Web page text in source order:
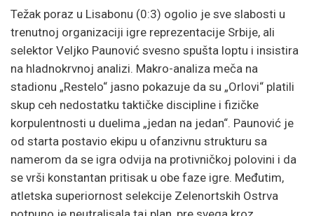
Težak poraz u Lisabonu (0:3) ogolio je sve slabosti u
trenutnoj organizaciji igre reprezentacije Srbije, ali
selektor Veljko Paunović svesno spušta loptu i insistira
na hladnokrvnoj analizi. Makro-analiza meča na
stadionu „Restelo“ jasno pokazuje da su „Orlovi“ platili
skup ceh nedostatku taktičke discipline i fizičke
korpulentnosti u duelima „jedan na jedan“. Paunović je
od starta postavio ekipu u ofanzivnu strukturu sa
namerom da se igra odvija na protivničkoj polovini i da
se vrši konstantan pritisak u obe faze igre. Međutim,
atletska superiornost selekcije Zelenortskih Ostrva